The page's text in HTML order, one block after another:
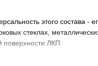
этого состава -
стеклах,
ЛКП.